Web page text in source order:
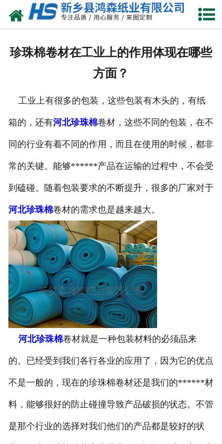
网站首页
新闻动态
资质荣誉
公司风采
联系我们
珍珠棉卷材在工业上的作用体现在哪些
方面？
工业上有很多的包装，这些包装有木头的，有纸
箱的，还有河北珍珠棉卷材，这些不同的包装，在不
同的行业有着不同的作用，而且在使用的时候，都非
常的关键。能够******产品在运输的过程中，不会受
到磕碰。随着包装要求的不断提升，很多的厂家对于
河北珍珠棉卷材的需求也是越来越大。
河北珍珠棉卷材就是一种包装材料的必须品来
的。已经受到我们各行各业的应用了，因为它的优点
不是一般的，现在的珍珠棉卷材还是我们的******材
料，能够很好的防止碰撞导致产品破损的状态。不管
是那个行业的选择对我们他们的产品都是较好的状